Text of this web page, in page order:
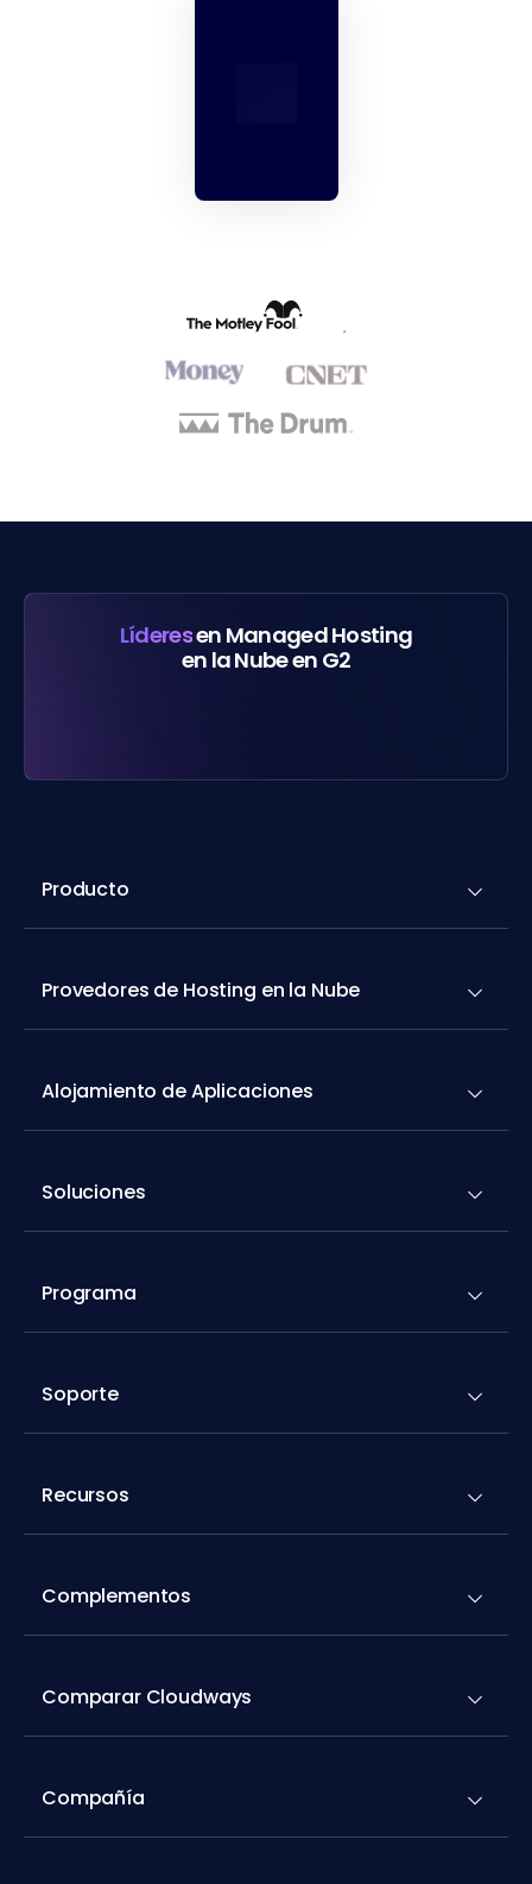
Producto
Provedores de Hosting en la Nube
Alojamiento de Aplicaciones
Soluciones
Programa
Soporte
Recursos
Complementos
Comparar Cloudways
Compañía